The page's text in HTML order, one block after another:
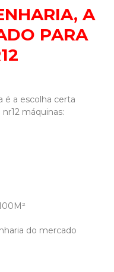
A
PARA
é a escolha certa
máquinas:
do mercado